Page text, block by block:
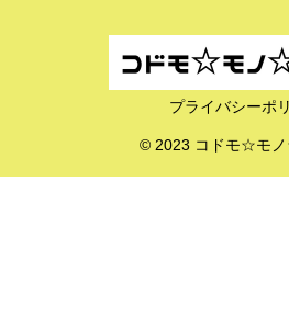
プライバシーポ
© 2023 コドモ☆モ